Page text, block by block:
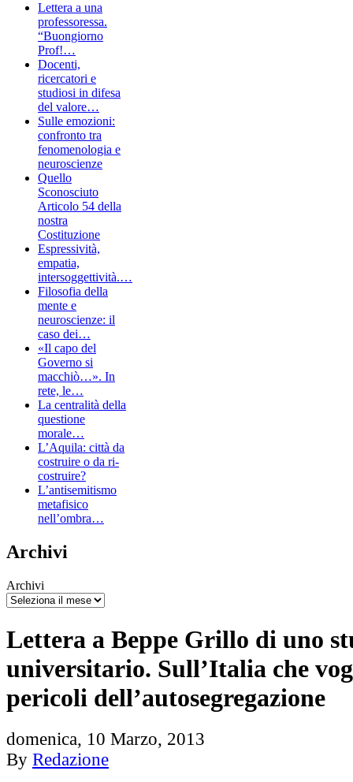
Lettera a una
professoressa.
“Buongiorno
Prof!…
Docenti,
ricercatori e
studiosi in difesa
del valore…
Sulle emozioni:
confronto tra
fenomenologia e
neuroscienze
Quello
Sconosciuto
Articolo 54 della
nostra
Costituzione
Espressività,
empatia,
intersoggettività.…
Filosofia della
mente e
neuroscienze: il
caso dei…
«Il capo del
Governo si
macchiò…». In
rete, le…
La centralità della
questione
morale…
L’Aquila: città da
costruire o da ri-
costruire?
L’antisemitismo
metafisico
nell’ombra…
Archivi
Archivi
Lettera a Beppe Grillo di uno
universitario. Sull’Italia che
pericoli dell’autosegregazione
domenica, 10 Marzo, 2013
By Redazione